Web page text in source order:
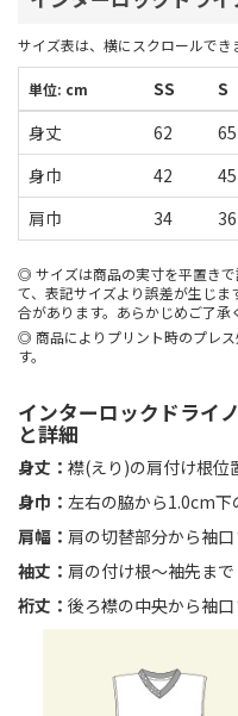
サイズ表は、横にスクロールでき
単位: cm SS S
身丈
62 65
身巾
42 45
肩巾
34 36
サイズは商品の実寸を平置き
て、表記サイズより誤差が生じ
合があります。あらかじめご了承
商品によりプリント時のプレ
す。
インターロックドライ
と詳細
身丈： 襟(えり)の肩付け根位
身巾： 左右の脇から1.0cm下
肩幅： 肩の切替部分から袖口
袖丈： 肩の付け根〜袖先まで
裄丈： 後ろ襟の中央から袖口